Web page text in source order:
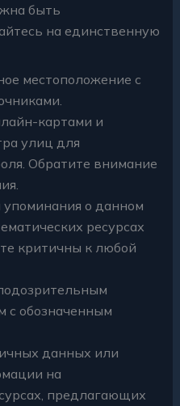
быть
на единственную
местоположение с
картами и
улиц для
Обратите внимание
о данном
ресурсах
критичны к любой
с обозначенным
данных или
на
предлагающих